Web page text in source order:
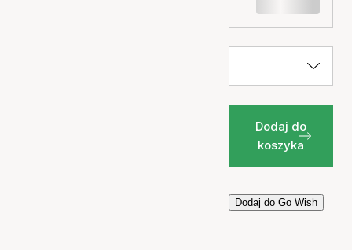
Dodaj do
koszyka
Dodaj do Go Wish